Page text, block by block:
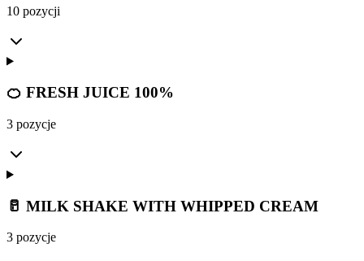
10 pozycji
🍊 FRESH JUICE 100%
3 pozycje
🥛 MILK SHAKE WITH WHIPPED CREAM
3 pozycje